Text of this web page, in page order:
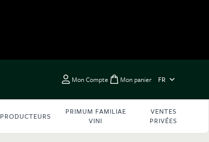
Mon Compte Toggle minicart,
Mon panier FR
PRODUCTEURS
PRIMUM FAMILIAE
VINI
VENTES
PRIVÉES